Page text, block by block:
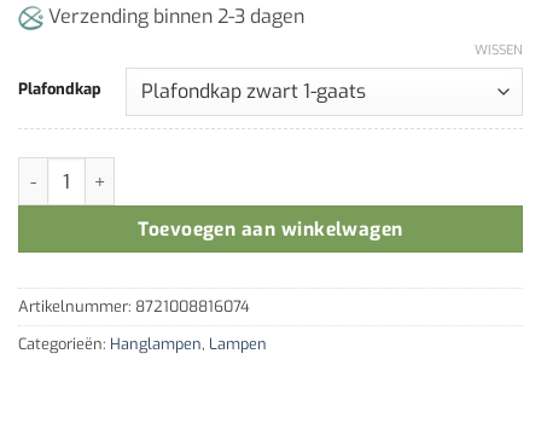
Verzending binnen 2-3 dagen
Plafondkap
WISSEN
Hanglampie Blauw aantal
Toevoegen aan winkelwagen
Artikelnummer: 8721008816074
Categorieën: Hanglampen, Lampen